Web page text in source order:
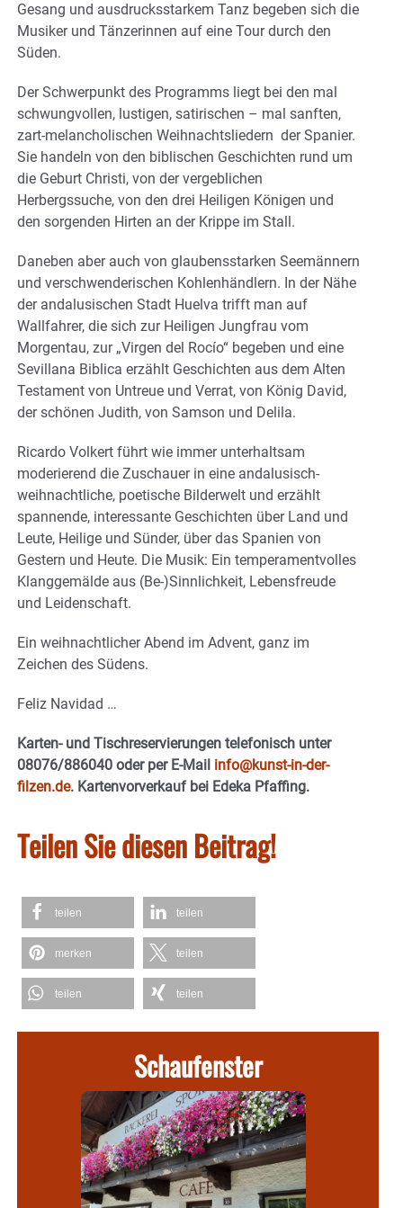
Gesang und ausdrucksstarkem Tanz begeben sich die
Musiker und Tänzerinnen auf eine Tour durch den
Süden.
Der Schwerpunkt des Programms liegt bei den mal
schwungvollen, lustigen, satirischen – mal sanften,
zart-melancholischen Weihnachtsliedern der Spanier.
Sie handeln von den biblischen Geschichten rund um
die Geburt Christi, von der vergeblichen
Herbergssuche, von den drei Heiligen Königen und
den sorgenden Hirten an der Krippe im Stall.
Daneben aber auch von glaubensstarken Seemännern
und verschwenderischen Kohlenhändlern. In der Nähe
der andalusischen Stadt Huelva trifft man auf
Wallfahrer, die sich zur Heiligen Jungfrau vom
Morgentau, zur „Virgen del Rocío“ begeben und eine
Sevillana Biblica erzählt Geschichten aus dem Alten
Testament von Untreue und Verrat, von König David,
der schönen Judith, von Samson und Delila.
Ricardo Volkert führt wie immer unterhaltsam
moderierend die Zuschauer in eine andalusisch-
weihnachtliche, poetische Bilderwelt und erzählt
spannende, interessante Geschichten über Land und
Leute, Heilige und Sünder, über das Spanien von
Gestern und Heute. Die Musik: Ein temperamentvolles
Klanggemälde aus (Be-)Sinnlichkeit, Lebensfreude
und Leidenschaft.
Ein weihnachtlicher Abend im Advent, ganz im
Zeichen des Südens.
Feliz Navidad …
Karten- und Tischreservierungen telefonisch unter
08076/886040 oder per E-Mail info@kunst-in-der-
filzen.de. Kartenvorverkauf bei Edeka Pfaffing.
Teilen Sie diesen Beitrag!
teilen teilen
merken teilen
teilen teilen
Schaufenster